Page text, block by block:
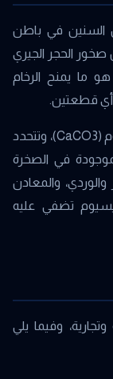
السنين في باطن
الحجر الجيري
ما يمنح الرخام
أي قطعتين.
المكون الأساسي للرخام هو كربونات الكالسيوم (CaCO3)، وتتحدد
في الصخرة
والمعادن
تضفي عليه
وفيما يلي